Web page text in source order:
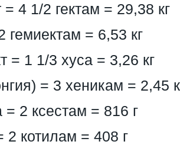
= 4 1/2 гектам = 29,38 кг
гемиектам = 6,53 кг
= 1 1/3 хуса = 3,26 кг
= 3 хеникам = 2,45
= 2 ксестам = 816 г
2 котилам = 408 г